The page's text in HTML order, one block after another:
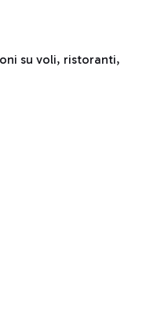
su voli, ristoranti,